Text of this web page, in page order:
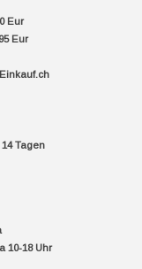
Eur
Eur
Tagen
10-18 Uhr